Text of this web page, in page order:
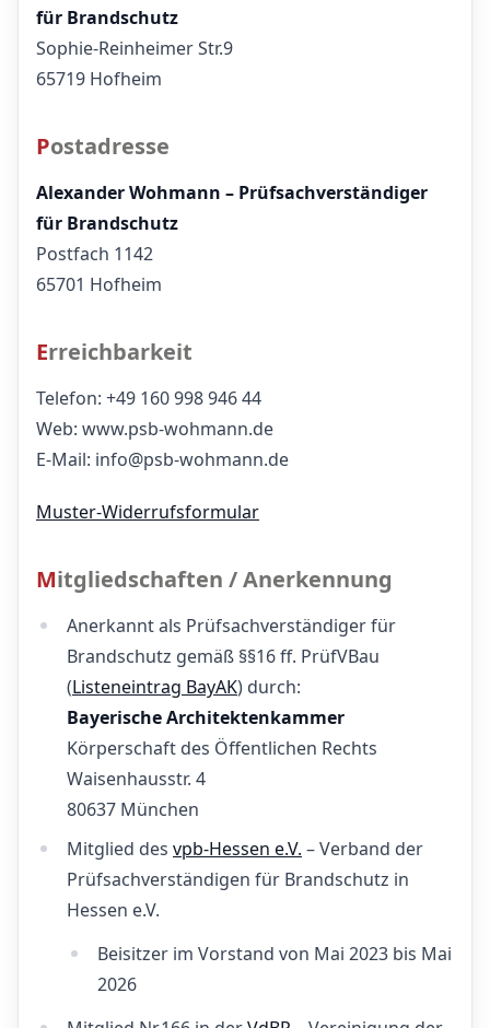
für Brandschutz
Sophie-Reinheimer Str.9
65719 Hofheim
Postadresse
Alexander Wohmann – Prüfsachverständiger
für Brandschutz
Postfach 1142
65701 Hofheim
Erreichbarkeit
Telefon: +49 160 998 946 44
Web: www.psb-wohmann.de
E-Mail: info@psb-wohmann.de
Muster-Widerrufsformular
Mitgliedschaften / Anerkennung
Anerkannt als Prüfsachverständiger für
Brandschutz gemäß §§16 ff. PrüfVBau
(Listeneintrag BayAK) durch:
Bayerische Architektenkammer
Körperschaft des Öffentlichen Rechts
Waisenhausstr. 4
80637 München
Mitglied des vpb-Hessen e.V. – Verband der
Prüfsachverständigen für Brandschutz in
Hessen e.V.
Beisitzer im Vorstand von Mai 2023 bis Mai
2026